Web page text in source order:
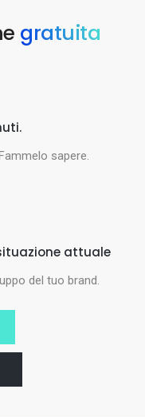
gratuita
sapere.
attuale
del tuo brand.